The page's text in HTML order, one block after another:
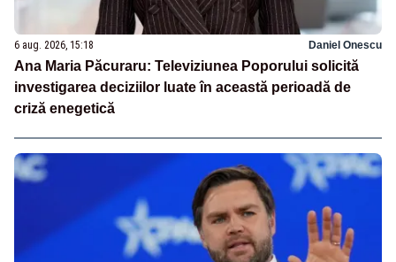
6 aug. 2026, 15:18 Daniel Onescu
Ana Maria Păcuraru: Televiziunea Poporului solicită
investigarea deciziilor luate în această perioadă de
criză enegetică